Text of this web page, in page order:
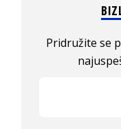
Pridružite se